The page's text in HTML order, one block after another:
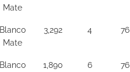
Mate
Blanco
Mate
3,292 4 76
Blanco
1,890 6 76